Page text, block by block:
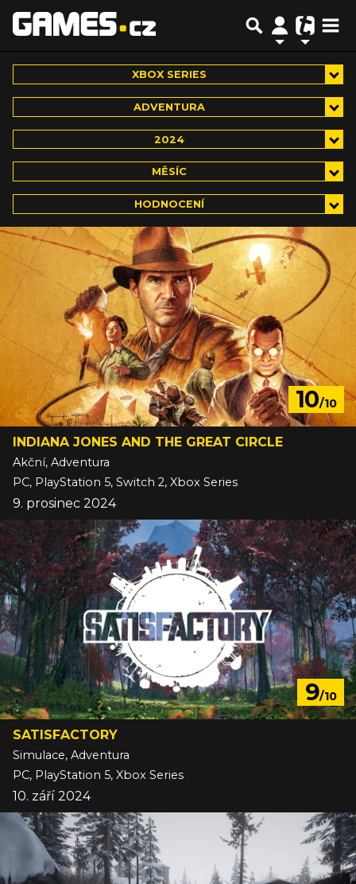
XBOX SERIES
ADVENTURA
2024
MĚSÍC
HODNOCENÍ
10/10
INDIANA JONES AND THE GREAT CIRCLE
Akční, Adventura
PC, PlayStation 5, Switch 2, Xbox Series
9. prosinec 2024
9/10
SATISFACTORY
Simulace, Adventura
PC, PlayStation 5, Xbox Series
10. září 2024